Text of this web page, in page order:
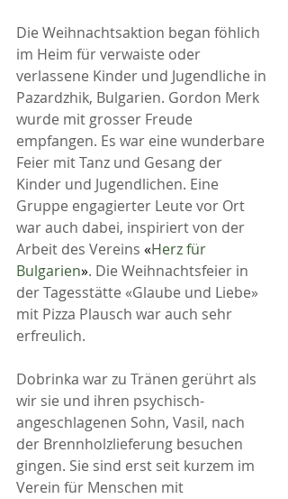
Die Weihnachtsaktion began föhlich
im Heim für verwaiste oder
verlassene Kinder und Jugendliche in
Pazardzhik, Bulgarien. Gordon Merk
wurde mit grosser Freude
empfangen. Es war eine wunderbare
Feier mit Tanz und Gesang der
Kinder und Jugendlichen. Eine
Gruppe engagierter Leute vor Ort
war auch dabei, inspiriert von der
Arbeit des Vereins «Herz für
Bulgarien». Die Weihnachtsfeier in
der Tagesstätte «Glaube und Liebe»
mit Pizza Plausch war auch sehr
erfreulich.
Dobrinka war zu Tränen gerührt als
wir sie und ihren psychisch-
angeschlagenen Sohn, Vasil, nach
der Brennholzlieferung besuchen
gingen. Sie sind erst seit kurzem im
Verein für Menschen mit